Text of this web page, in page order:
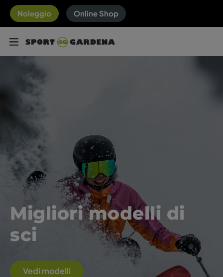
Noleggio Online Shop
Migliori modelli di
sci
Vedi modelli